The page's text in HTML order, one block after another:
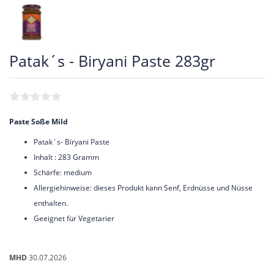
Patak´s - Biryani Paste 283gr
Paste Soße Mild
Patak´s- Biryani Paste
Inhalt : 283 Gramm
Schärfe: medium
Allergiehinweise: dieses Produkt kann Senf, Erdnüsse und Nüsse
enthalten.
Geeignet für Vegetarier
MHD30.07.2026